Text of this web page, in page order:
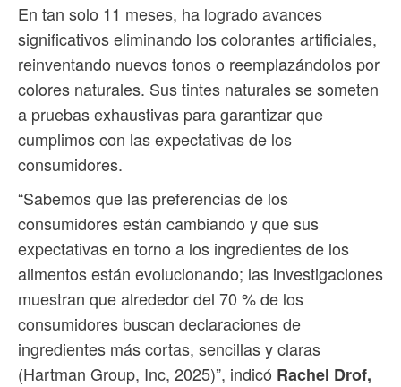
En tan solo 11 meses, ha logrado avances
significativos eliminando los colorantes artificiales,
reinventando nuevos tonos o reemplazándolos por
colores naturales. Sus tintes naturales se someten
a pruebas exhaustivas para garantizar que
cumplimos con las expectativas de los
consumidores.
“Sabemos que las preferencias de los
consumidores están cambiando y que sus
expectativas en torno a los ingredientes de los
alimentos están evolucionando; las investigaciones
muestran que alrededor del 70 % de los
consumidores buscan declaraciones de
ingredientes más cortas, sencillas y claras
(Hartman Group, Inc, 2025)”, indicó Rachel Drof,